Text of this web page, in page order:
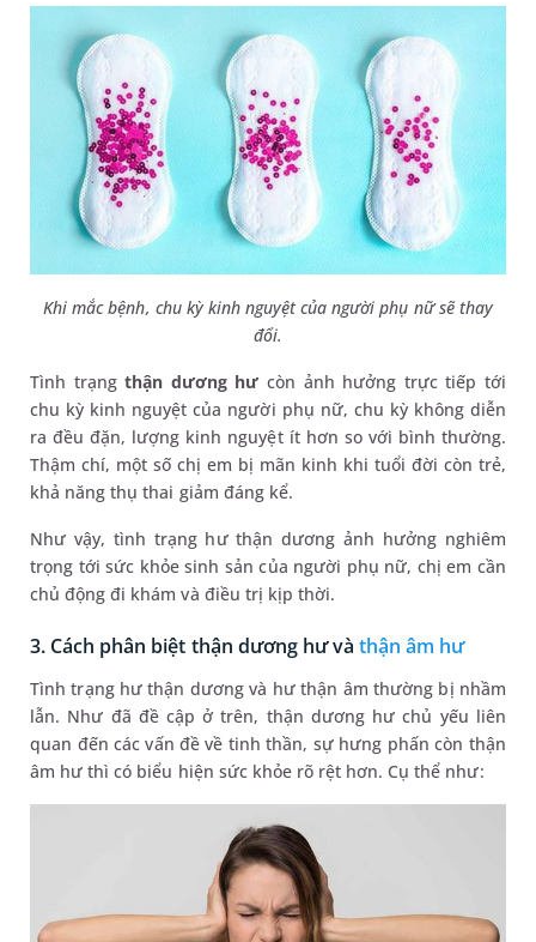
Khi mắc bệnh, chu kỳ kinh nguyệt của người phụ nữ sẽ thay
đổi.
Tình trạngthận dương hưcòn ảnh hưởng trực tiếp tới
chu kỳ kinh nguyệt của người phụ nữ, chu kỳ không diễn
ra đều đặn, lượng kinh nguyệt ít hơn so với bình thường.
Thậm chí, một số chị em bị mãn kinh khi tuổi đời còn trẻ,
khả năng thụ thai giảm đáng kể.
Như vậy, tình trạng hư thận dương ảnh hưởng nghiêm
trọng tới sức khỏe sinh sản của người phụ nữ, chị em cần
chủ động đi khám và điều trị kịp thời.
3. Cách phân biệt thận dương hư và thận âm hư
Tình trạng hư thận dương và hư thận âm thường bị nhầm
lẫn. Như đã đề cập ở trên, thận dương hư chủ yếu liên
quan đến các vấn đề về tinh thần, sự hưng phấn còn thận
âm hư thì có biểu hiện sức khỏe rõ rệt hơn. Cụ thể như: